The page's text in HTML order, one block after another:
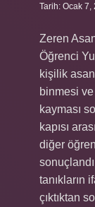
Tarih: Ocak 7,
Zeren
Öğrenci
kişilik
binmesi ve
kayması
kapısı
diğer
tanıkların
çıktıktan